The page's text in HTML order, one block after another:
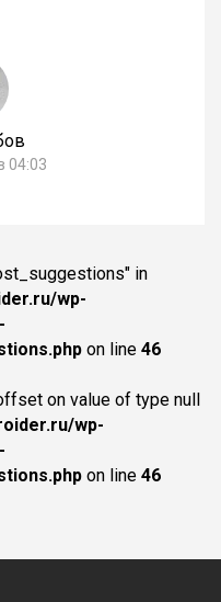
04:03
in
wp-
on line 46
on value of type null
wp-
on line 46